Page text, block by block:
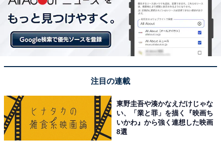
注目の連載
東野圭吾や湊かなえだけじゃな
い、「業と罪」を描く『映画ち
いかわ』から強く連想した映画
8選